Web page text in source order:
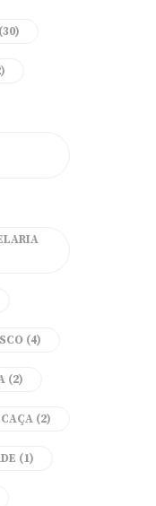
(30)
(4)
(2)
(2)
(1)